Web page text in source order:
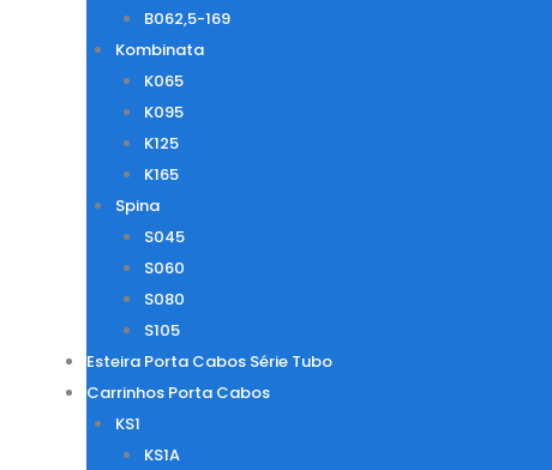
B062,5-169
Kombinata
K065
K095
K125
K165
Spina
S045
S060
S080
S105
Esteira Porta Cabos Série Tubo
Carrinhos Porta Cabos
KS1
KS1A